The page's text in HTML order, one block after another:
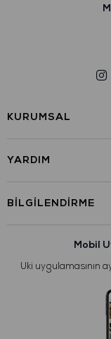
KURUMSAL
YARDIM
BILGILENDIRME
Mobil
Uki uygulamasının